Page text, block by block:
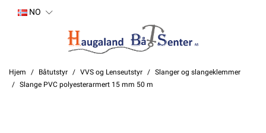
NO
Hjem Båtutstyr VVS og Lenseutstyr
Slanger og slangeklemmer
Slange PVC polyesterarmert 15 mm 50 m